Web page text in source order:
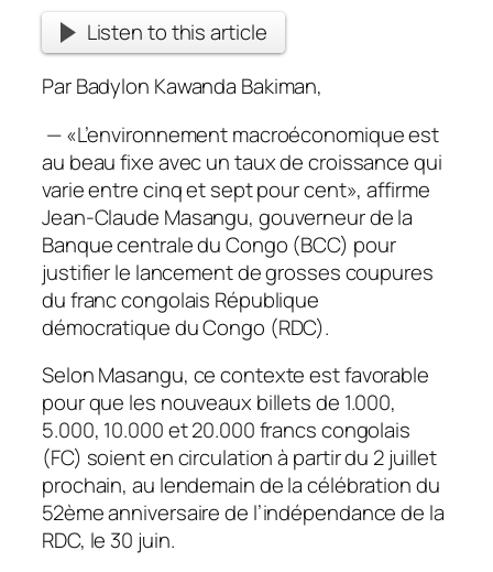
Listen to this article
Par Badylon Kawanda Bakiman,
— «L’environnement macroéconomique est
au beau fixe avec un taux de croissance qui
varie entre cinq et sept pour cent», affirme
Jean-Claude Masangu, gouverneur de la
Banque centrale du Congo (BCC) pour
justifier le lancement de grosses coupures
du franc congolais République
démocratique du Congo (RDC).
Selon Masangu, ce contexte est favorable
pour que les nouveaux billets de 1.000,
5.000, 10.000 et 20.000 francs congolais
(FC) soient en circulation à partir du 2 juillet
prochain, au lendemain de la célébration du
52ème anniversaire de l’indépendance de la
RDC, le 30 juin.